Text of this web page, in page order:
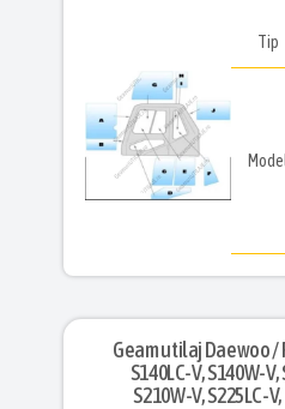
S330LC-V,
Tip
Geam utilaj Daewoo
S140LC-V, S140W-
S210W-V, S225LC-